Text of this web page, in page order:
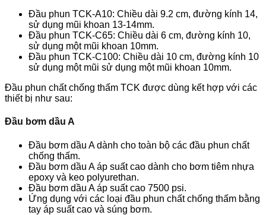
Đầu phun TCK-A10: Chiều dài 9.2 cm, đường kính 14,
sử dụng mũi khoan 13-14mm.
Đầu phun TCK-C65: Chiều dài 6 cm, đường kính 10,
sử dụng một mũi khoan 10mm.
Đầu phun TCK-C100: Chiều dài 10 cm, đường kính 10
sử dụng một mũi sử dụng một mũi khoan 10mm.
Đầu phun chất chống thấm TCK được dùng kết hợp với các
thiết bị như sau:
Đầu bơm dầu A
Đầu bơm dầu A dành cho toàn bộ các đầu phun chất
chống thấm.
Đầu bơm dầu A áp suất cao dành cho bơm tiêm nhựa
epoxy và keo polyurethan.
Đầu bơm dầu A áp suất cao 7500 psi.
Ứng dụng với các loại đầu phun chất chống thấm bằng
tay áp suất cao và súng bơm.